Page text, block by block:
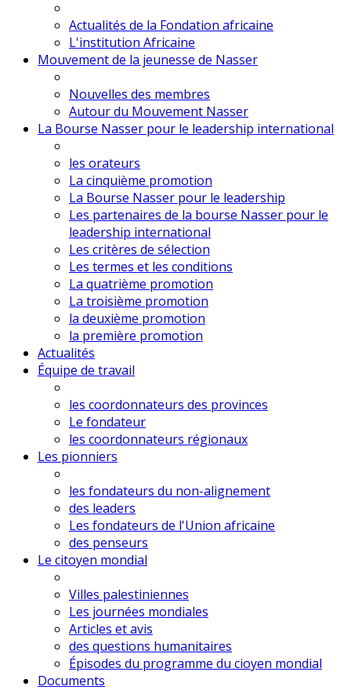
Actualités de la Fondation africaine
L'institution Africaine
Mouvement de la jeunesse de Nasser
Nouvelles des membres
Autour du Mouvement Nasser
La Bourse Nasser pour le leadership international
les orateurs
La cinquième promotion
La Bourse Nasser pour le leadership
Les partenaires de la bourse Nasser pour le
leadership international
Les critères de sélection
Les termes et les conditions
La quatrième promotion
La troisième promotion
la deuxième promotion
la première promotion
Actualités
Équipe de travail
les coordonnateurs des provinces
Le fondateur
les coordonnateurs régionaux
Les pionniers
les fondateurs du non-alignement
des leaders
Les fondateurs de l'Union africaine
des penseurs
Le citoyen mondial
Villes palestiniennes
Les journées mondiales
Articles et avis
des questions humanitaires
Épisodes du programme du cioyen mondial
Documents